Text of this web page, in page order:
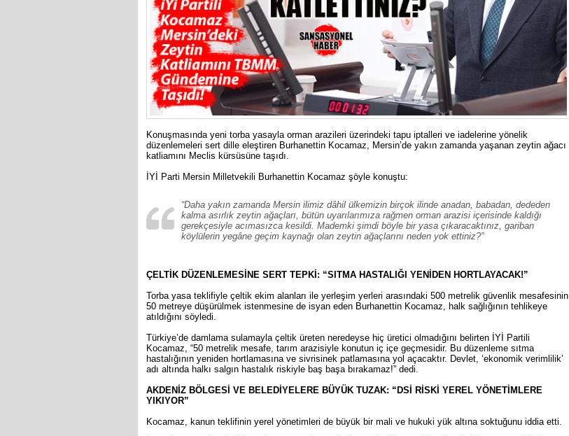
Konuşmasında yeni torba yasayla orman arazileri üzerindeki tapu iptalleri ve iadelerine yönelik
düzenlemeleri sert dille eleştiren Burhanettin Kocamaz, Mersin’de yakın zamanda yaşanan zeytin ağacı
katliamını Meclis kürsüsüne taşıdı.
İYİ Parti Mersin Milletvekili Burhanettin Kocamaz şöyle konuştu:
“Daha yakın zamanda Mersin ilimiz dâhil ülkemizin birçok ilinde anadan, babadan, dededen
kalma asırlık zeytin ağaçları, bütün uyarılarımıza rağmen orman arazisi içerisinde kaldığı
gerekçesiyle acımasızca kesildi. Mademki şimdi böyle bir yasa çıkaracaktınız, gariban
köylülerin yegâne geçim kaynağı olan zeytin ağaçlarını neden yok ettiniz?”
ÇELTİK DÜZENLEMESİNE SERT TEPKİ: “SITMA HASTALIĞI YENİDEN HORTLAYACAK!”
Torba yasa teklifiyle çeltik ekim alanları ile yerleşim yerleri arasındaki 500 metrelik güvenlik mesafesinin
50 metreye düşürülmek istenmesine de isyan eden Burhanettin Kocamaz, halk sağlığının tehlikeye
atıldığını söyledi.
Türkiye’de damlama sulamayla çeltik üreten neredeyse hiç üretici olmadığını belirten İYİ Partili
Kocamaz, “50 metrelik mesafe, tarım arazisiyle konutun iç içe geçmesidir. Bu düzenleme sıtma
hastalığının yeniden hortlamasına ve sivrisinek patlamasına yol açacaktır. Devlet, ‘ekonomik verimlilik’
adı altında halkı salgın hastalık riskiyle baş başa bırakamaz!” dedi.
AKDENİZ BÖLGESİ VE BELEDİYELERE BÜYÜK TUZAK: “DSİ RİSKİ YEREL YÖNETİMLERE
YIKIYOR”
Kocamaz, kanun teklifinin yerel yönetimleri de büyük bir mali ve hukuki yük altına soktuğunu iddia etti.